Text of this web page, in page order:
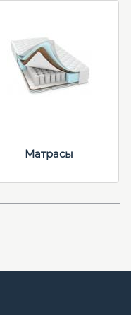
Матрасы